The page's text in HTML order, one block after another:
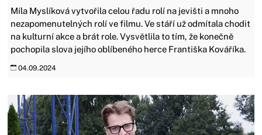
Míla Myslíková vytvořila celou řadu rolí na jevišti a mnoho
nezapomenutelných rolí ve filmu. Ve stáří už odmítala chodit
na kulturní akce a brát role. Vysvětlila to tím, že konečně
pochopila slova jejího oblíbeného herce Františka Kováříka.
04.09.2024